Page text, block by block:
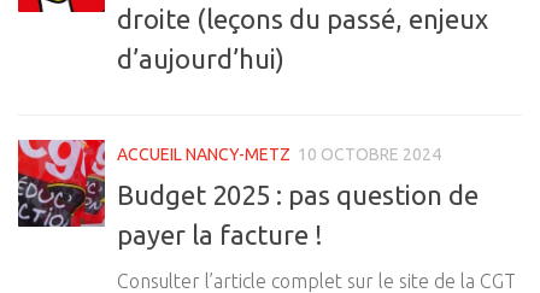
droite (leçons du passé, enjeux
d’aujourd’hui)
ACCUEIL NANCY-METZ 10 OCTOBRE 2024
Budget 2025 : pas question de
payer la facture !
Consulter l’article complet sur le site de la CGT